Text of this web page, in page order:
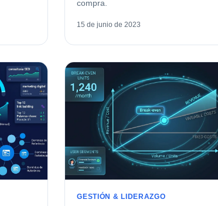
compra.
15 de junio de 2023
GESTIÓN & LIDERAZGO